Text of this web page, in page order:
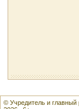
© Учредитель и главный